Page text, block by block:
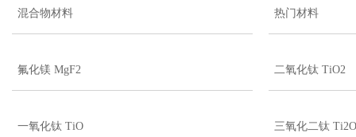
混合物材料 热门材料
氟化镁 MgF2 二氧化钛 TiO2
一氧化钛 TiO 三氧化二钛